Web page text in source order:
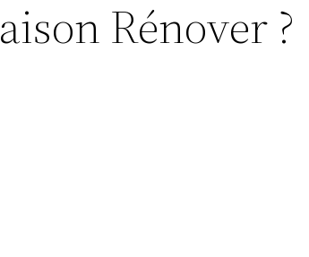
Rénover ?